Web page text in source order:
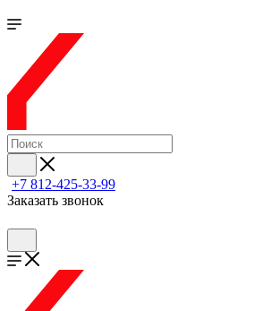
+7 812-425-33-99
Заказать звонок